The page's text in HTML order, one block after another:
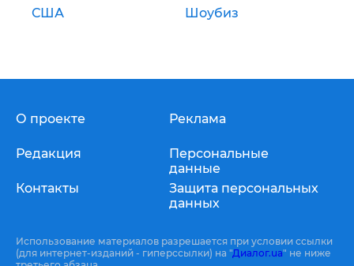
США Шоубиз
О проекте
Редакция
Контакты
Реклама
Персональные
данные
Защита персональных
данных
Использование материалов разрешается при условии ссылки
(для интернет-изданий - гиперссылки) на "Диалог.ua" не ниже